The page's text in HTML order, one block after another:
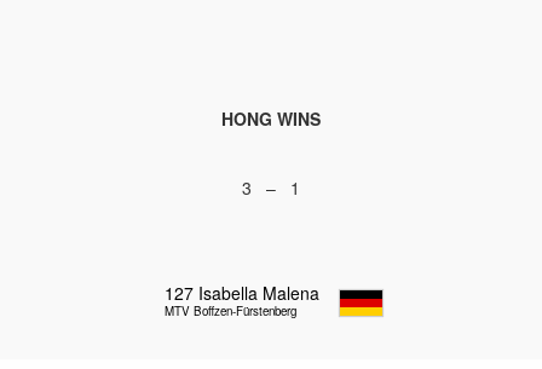
HONG WINS
3 – 1
127 Isabella Malena
MTV Boffzen-Fürstenberg